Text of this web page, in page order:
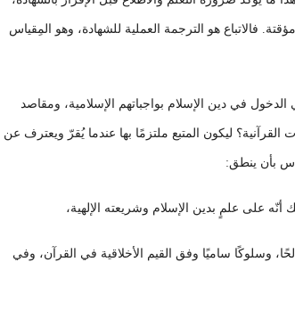
فالاتباع هو الترجمة العملية للشهادة، وهو المِقياس
في دين الإسلام بواجباتهم الإسلامية، ومقاصد
القرآنية؟ ليكون المتبع ملتزمًا بها عندما يُقرّ ويعترف عن
بأن ينطق:
أنّه على علمٍ بدين الإسلام وشريعته الإلهية،
وسلوكًا ساميًا وفق القيم الأخلاقية في القرآن، وفي